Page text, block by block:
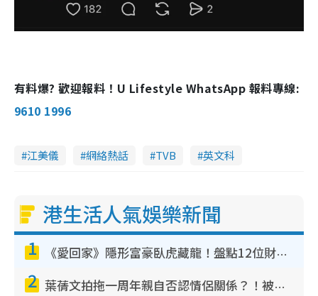
有料爆? 歡迎報料！U Lifestyle WhatsApp 報料專線:
9610 1996
江美儀 網絡熱話 TVB 英文科
港生活人氣娛樂新聞
1 《愛回家》隱形富豪臥虎藏龍！盤點12位財氣逼人的有錢藝人：呢位靚女3億身家唔憂做
2 葉蒨文拍拖一周年親自否認情侶關係？！被質疑感情造假竟稱GM「普通同事」